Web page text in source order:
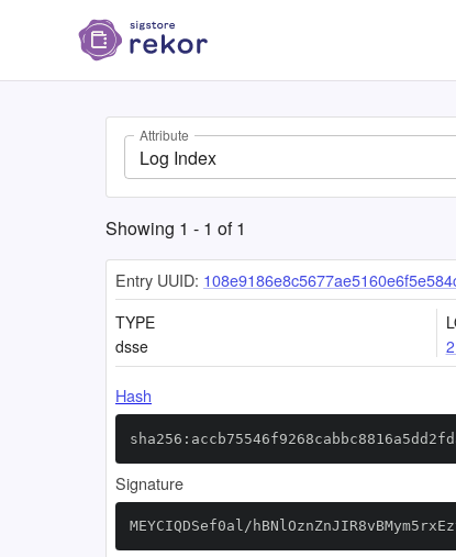
Attribute
Log Index
Showing 1 - 1 of1
Entry UUID:
TYPE
dsse
Hash
Signature
MEYCIQDSef0al/